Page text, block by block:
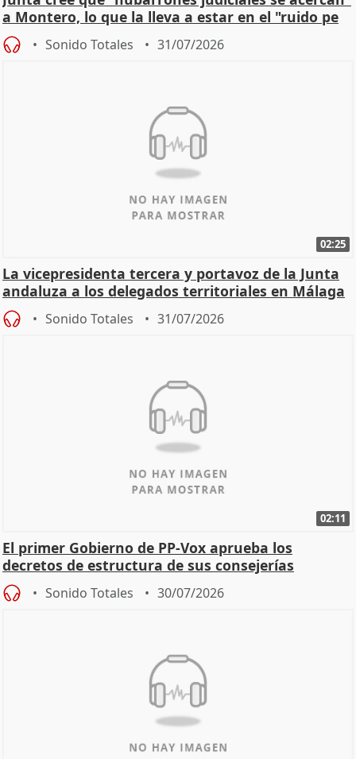
a Montero, lo que la lleva a estar en el "ruido pe
Sonido Totales 31/07/2026
02:25
La vicepresidenta tercera y portavoz de la Junta
andaluza a los delegados territoriales en Málaga
Sonido Totales 31/07/2026
02:11
El primer Gobierno de PP-Vox aprueba los
decretos de estructura de sus consejerías
Sonido Totales 30/07/2026